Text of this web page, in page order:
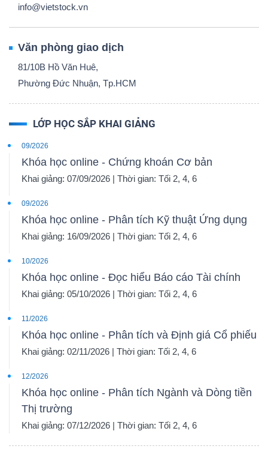
info@vietstock.vn
Văn phòng giao dịch
81/10B Hồ Văn Huê,
Phường Đức Nhuận, Tp.HCM
LỚP HỌC SẮP KHAI GIẢNG
09/2026
Khóa học online - Chứng khoán Cơ bản
Khai giảng: 07/09/2026 | Thời gian: Tối 2, 4, 6
09/2026
Khóa học online - Phân tích Kỹ thuật Ứng dụng
Khai giảng: 16/09/2026 | Thời gian: Tối 2, 4, 6
10/2026
Khóa học online - Đọc hiểu Báo cáo Tài chính
Khai giảng: 05/10/2026 | Thời gian: Tối 2, 4, 6
11/2026
Khóa học online - Phân tích và Định giá Cổ phiếu
Khai giảng: 02/11/2026 | Thời gian: Tối 2, 4, 6
12/2026
Khóa học online - Phân tích Ngành và Dòng tiền
Thị trường
Khai giảng: 07/12/2026 | Thời gian: Tối 2, 4, 6